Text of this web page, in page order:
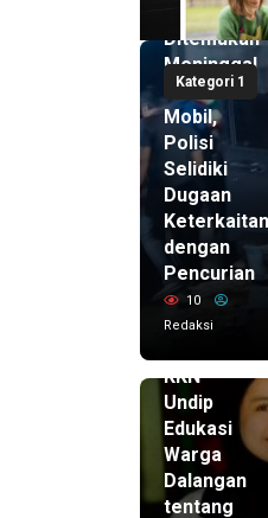
Kategori 1
Phone
Ditemukan
Meninggal
di Dalam
Mobil,
Polisi
Selidiki
Dugaan
Keterkaitan
dengan
Pencurian
10
Redaksi
KKN
Undip
Edukasi
Warga
Dalangan
tentang